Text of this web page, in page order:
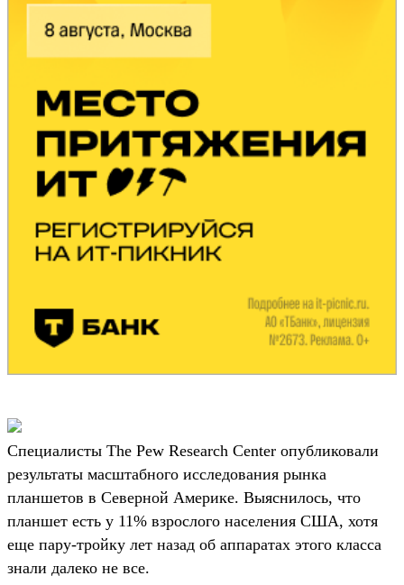
Специалисты The Pew Research Center опубликовали
результаты масштабного исследования рынка
планшетов в Северной Америке. Выяснилось, что
планшет есть у 11% взрослого населения США, хотя
еще пару-тройку лет назад об аппаратах этого класса
знали далеко не все.